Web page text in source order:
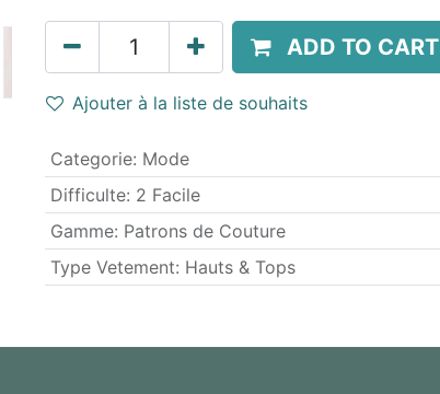
ADD TO CART
Ajouter à la liste de souhaits
Categorie: Mode
Difficulte: 2 Facile
Gamme: Patrons de Couture
Type Vetement: Hauts & Tops